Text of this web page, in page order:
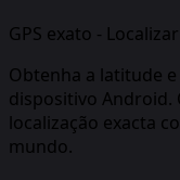
GPS exato -
Obtenha a latitude
dispositivo Android.
localização exacta
mundo.